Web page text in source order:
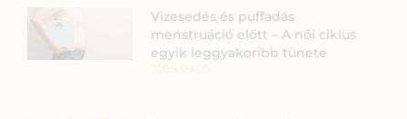
Vizesedés és puffadás
menstruáció előtt – A női ciklus
egyik leggyakoribb tünete